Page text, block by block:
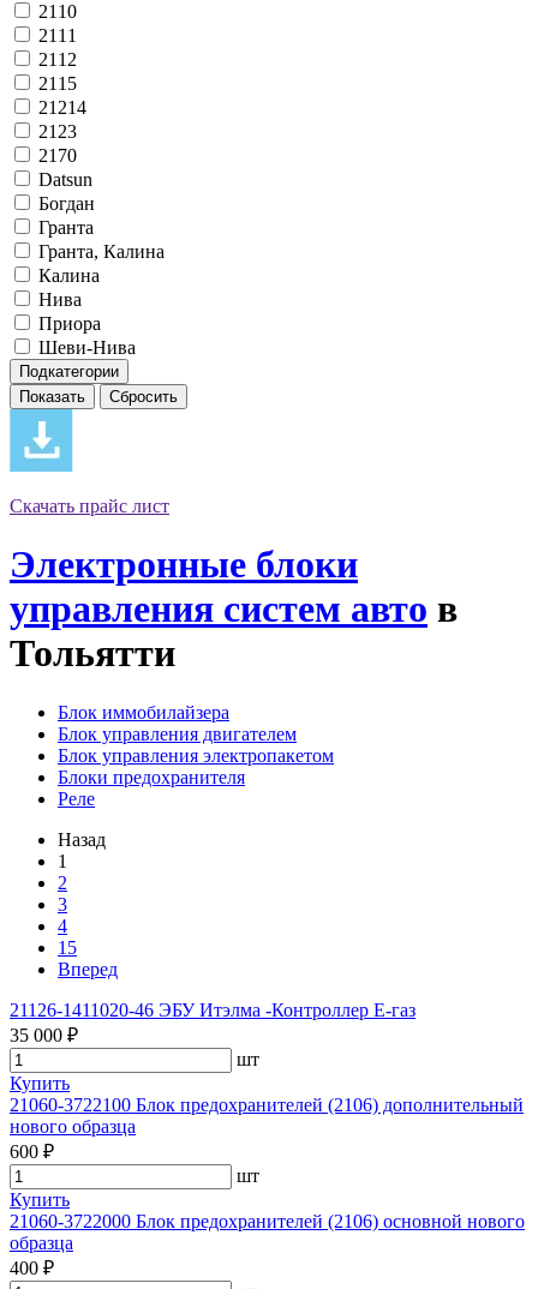
2110
2111
2112
2115
21214
2123
2170
Datsun
Богдан
Гранта
Гранта, Калина
Калина
Нива
Приора
Шеви-Нива
Подкатегории
Скачать прайс лист
Электронные блоки
управления систем авто в
Тольятти
Блок иммобилайзера
Блок управления двигателем
Блок управления электропакетом
Блоки предохранителя
Реле
Назад
1
2
3
4
15
Вперед
21126-1411020-46 ЭБУ Итэлма -Контроллер Е-газ
35 000 ₽
шт
Купить
21060-3722100 Блок предохранителей (2106) дополнительный
нового образца
600 ₽
шт
Купить
21060-3722000 Блок предохранителей (2106) основной нового
образца
400 ₽